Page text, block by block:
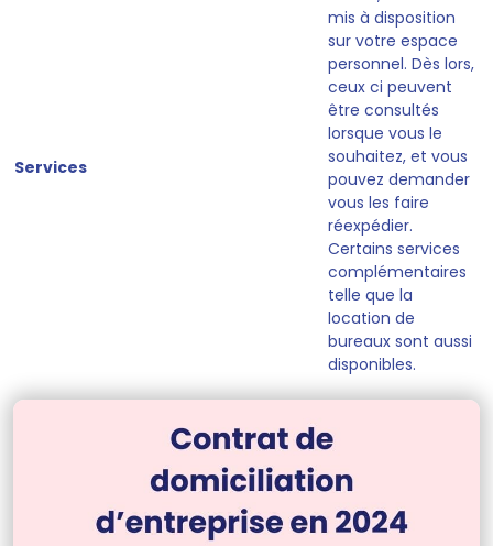
Services
mis à disposition
sur votre espace
personnel. Dès lors,
ceux ci peuvent
être consultés
lorsque vous le
souhaitez, et vous
pouvez demander
vous les faire
réexpédier.
Certains services
complémentaires
telle que la
location de
bureaux sont aussi
disponibles.